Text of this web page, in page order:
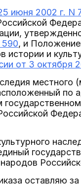
июня 2002 г. N
590, и
истории и
от 3 октября
по
оставляю